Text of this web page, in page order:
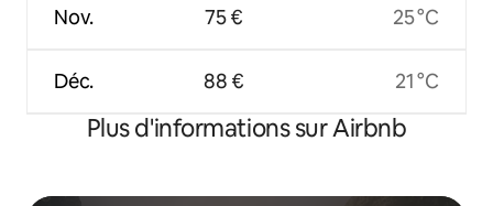
Nov.
Déc.
75 €
88 €
25 °C
21 °C
Plus d'informations sur Airbnb